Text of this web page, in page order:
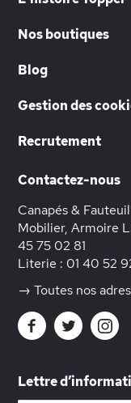
Nos boutiques
Blog
Gestion des
Recrutement
Contactez-nous
Canapés &
Mobilier, Armoire
45 75 02 81
Literie : 01 40 52
→ Toutes nos
Lettre